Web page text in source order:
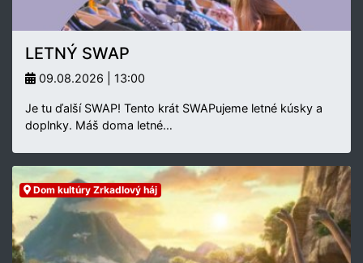
LETNÝ SWAP
09.08.2026 | 13:00
Je tu ďalší SWAP! Tento krát SWAPujeme letné kúsky a
doplnky. Máš doma letné…
Dom kultúry Zrkadlový háj